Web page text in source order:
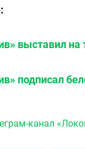
выставил на
подписал
канал